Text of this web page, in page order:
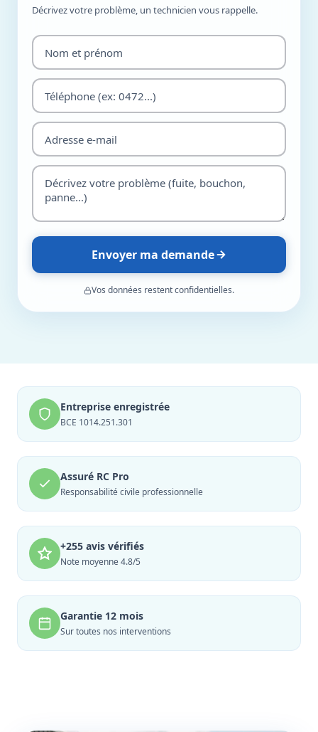
Décrivez votre problème, un technicien vous rappelle.
Envoyer ma demande
Vos données restent confidentielles.
Entreprise enregistrée
BCE 1014.251.301
Assuré RC Pro
Responsabilité civile professionnelle
+255 avis vérifiés
Note moyenne 4.8/5
Garantie 12 mois
Sur toutes nos interventions